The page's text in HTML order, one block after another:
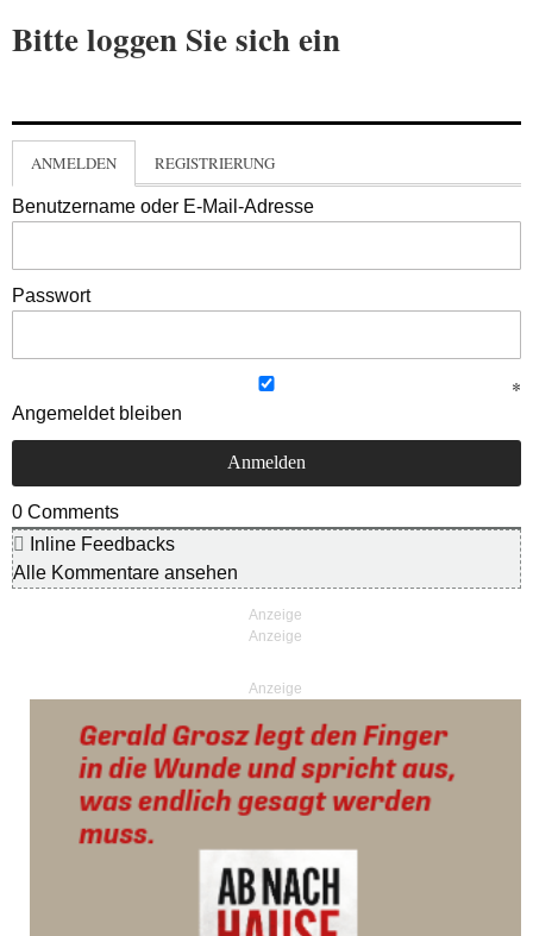
Bitte loggen Sie sich ein
ANMELDEN REGISTRIERUNG
Benutzername oder E-Mail-Adresse
Passwort
Angemeldet bleiben
0 Comments
Inline Feedbacks
Alle Kommentare ansehen
Anzeige